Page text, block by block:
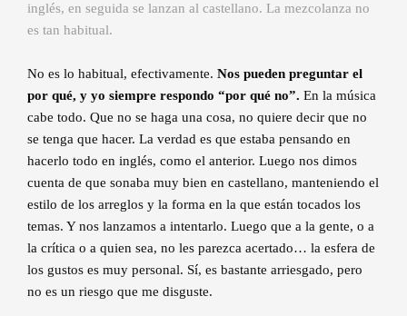
inglés, en seguida se lanzan al castellano. La mezcolanza no
es tan habitual.
No es lo habitual, efectivamente. Nos pueden preguntar el
por qué, y yo siempre respondo “por qué no”. En la música
cabe todo. Que no se haga una cosa, no quiere decir que no
se tenga que hacer. La verdad es que estaba pensando en
hacerlo todo en inglés, como el anterior. Luego nos dimos
cuenta de que sonaba muy bien en castellano, manteniendo el
estilo de los arreglos y la forma en la que están tocados los
temas. Y nos lanzamos a intentarlo. Luego que a la gente, o a
la crítica o a quien sea, no les parezca acertado… la esfera de
los gustos es muy personal. Sí, es bastante arriesgado, pero
no es un riesgo que me disguste.